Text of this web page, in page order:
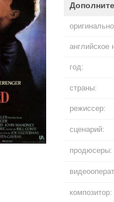
английское
год:
страны:
режиссер:
сценарий:
продюсеры:
композитор: